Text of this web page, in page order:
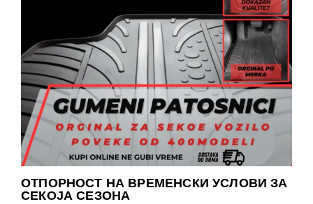
ОТПОРНОСТ НА ВРЕМЕНСКИ УСЛОВИ ЗА
СЕКОЈА СЕЗОНА